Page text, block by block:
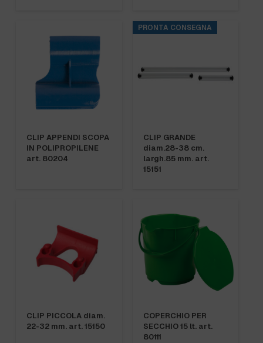
CLIP APPENDI SCOPA
IN POLIPROPILENE
art. 80204
PRONTA CONSEGNA
CLIP GRANDE
diam.28-38 cm.
largh.85 mm. art.
15151
CLIP PICCOLA diam.
22-32 mm. art. 15150
COPERCHIO PER
SECCHIO 15 lt. art.
80111